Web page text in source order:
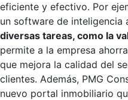
eficiente y efectivo. Por
un software de
diversas tareas, como la
permite a la empresa
que mejora la calidad del
clientes. Además, PMG
nuevo portal inmobiliario